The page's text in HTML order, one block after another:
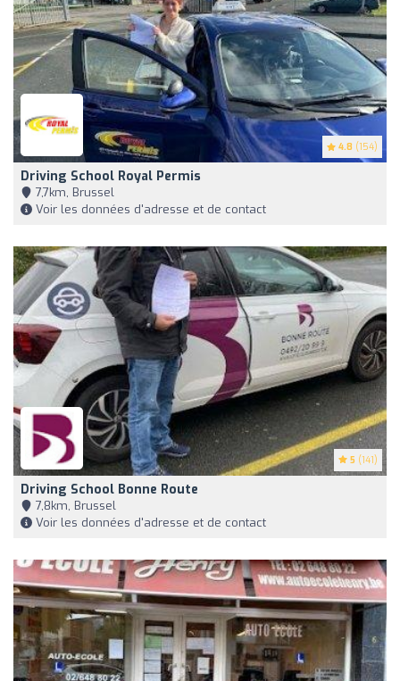
4.8 (154)
Driving School Royal Permis
7,7km, Brussel
Voir les données d'adresse et de contact
5 (141)
Driving School Bonne Route
7,8km, Brussel
Voir les données d'adresse et de contact